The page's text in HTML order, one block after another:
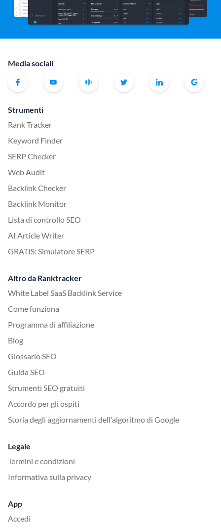
Media sociali
Strumenti
Rank Tracker
Keyword Finder
SERP Checker
Web Audit
Backlink Checker
Backlink Monitor
Lista di controllo SEO
AI Article Writer
GRATIS: Simulatore SERP
Altro da Ranktracker
White Label SaaS Backlink Service
Come funziona
Programma di affiliazione
Blog
Glossario SEO
Guida SEO
Strumenti SEO gratuiti
Accordo per gli ospiti
Storia degli aggiornamenti dell'algoritmo di Google
Legale
Termini e condizioni
Informativa sulla privacy
App
Accedi